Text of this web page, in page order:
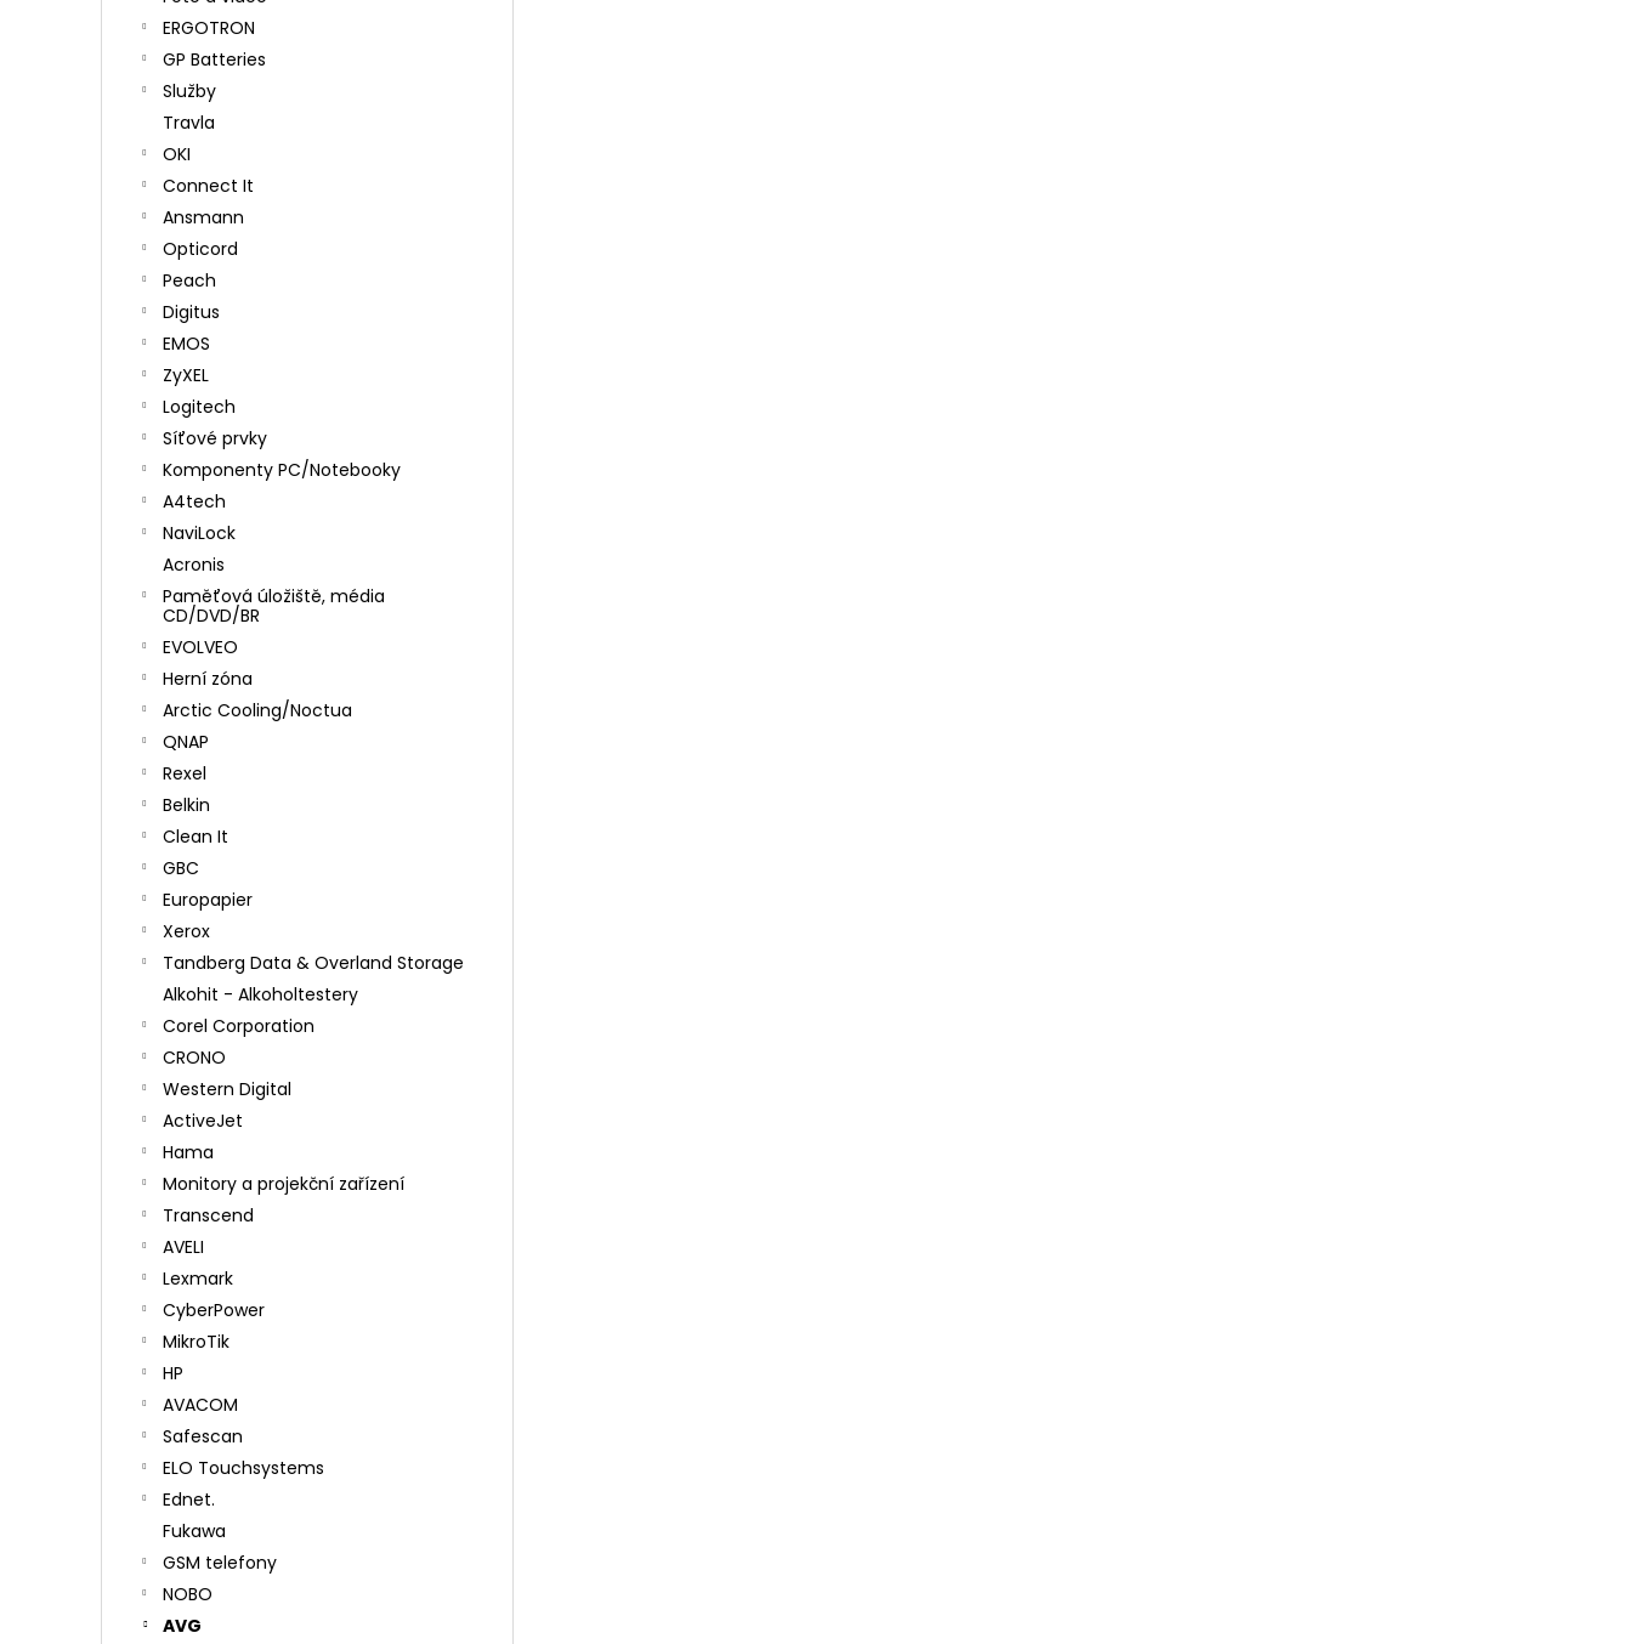
ERGOTRON
GP Batteries
Služby
Travla
OKI
Connect It
Ansmann
Opticord
Peach
Digitus
EMOS
ZyXEL
Logitech
Síťové prvky
Komponenty PC/Notebooky
A4tech
NaviLock
Acronis
Paměťová úložiště, média
CD/DVD/BR
EVOLVEO
Herní zóna
Arctic Cooling/Noctua
QNAP
Rexel
Belkin
Clean It
GBC
Europapier
Xerox
Tandberg Data & Overland Storage
Alkohit - Alkoholtestery
Corel Corporation
CRONO
Western Digital
ActiveJet
Hama
Monitory a projekční zařízení
Transcend
AVELI
Lexmark
CyberPower
MikroTik
HP
AVACOM
Safescan
ELO Touchsystems
Ednet.
Fukawa
GSM telefony
NOBO
AVG